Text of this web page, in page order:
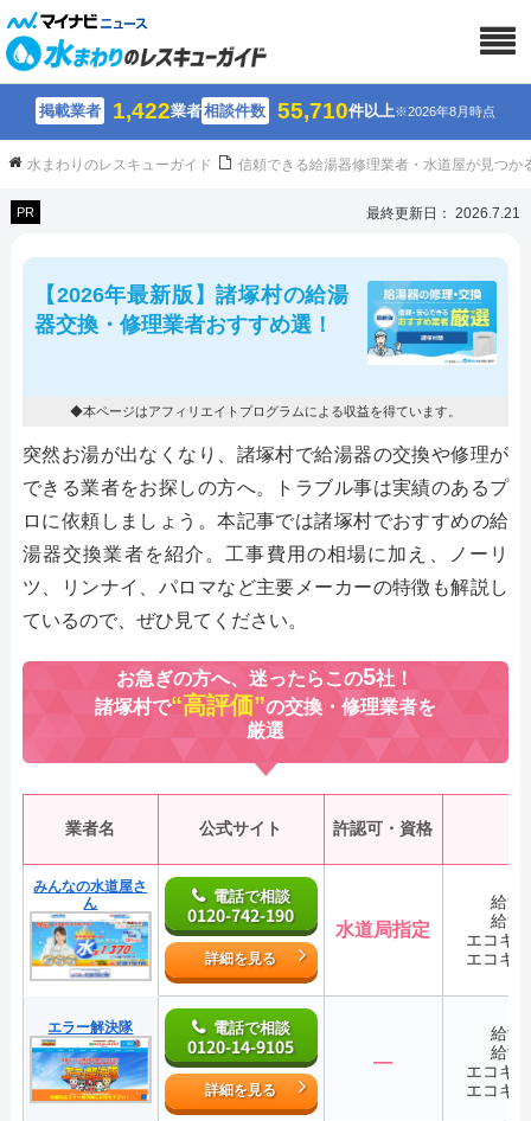
掲載業者 1,422業者相談件数 55,710件以上※2026年8月時点
水まわりのレスキューガイド 信頼できる給湯器修理業者・水道屋が見つか
PR 最終更新日： 2026.7.21
【2026年最新版】諸塚村の給湯
器交換・修理業者おすすめ選！
◆本ページはアフィリエイトプログラムによる収益を得ています。
突然お湯が出なくなり、諸塚村で給湯器の交換や修理が
できる業者をお探しの方へ。トラブル事は実績のあるプ
ロに依頼しましょう。本記事では諸塚村でおすすめの給
湯器交換業者を紹介。工事費用の相場に加え、ノーリ
ツ、リンナイ、パロマなど主要メーカーの特徴も解説し
ているので、ぜひ見てください。
お急ぎの方へ、迷ったらこの5社！
諸塚村で“高評価”の交換・修理業者を
厳選
業者名 公式サイト 許認可・資格
みんなの水道屋さ
ん
電話で相談
0120-742-190
詳細を見る
水道局指定
給湯
給湯
エコキ
エコキ
エラー解決隊 電話で相談
0120-14-9105
詳細を見る
―
給湯
給湯
エコキ
エコキ